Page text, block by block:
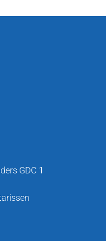
GDC 1